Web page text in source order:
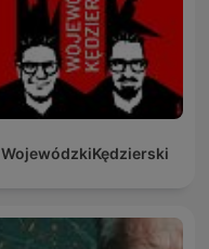
WojewódzkiKędzierski